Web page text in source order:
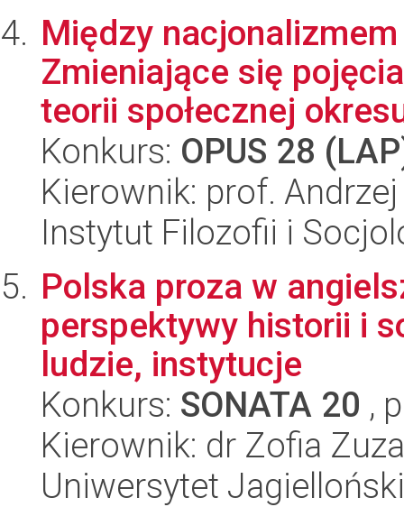
Między
Zmieniające się
teorii społecznej
Konkurs: OPUS 28
Kierownik: prof. Andrzej
Instytut Filozofii i
Polska proza w
perspektywy historii i
ludzie, instytucje
Konkurs: SONATA 20 ,
Kierownik: dr Zofia
Uniwersytet Jagielloński